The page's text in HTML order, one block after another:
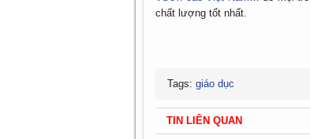
chất lượng tốt nhất.
Tags: giáo dục
TIN LIÊN QUAN